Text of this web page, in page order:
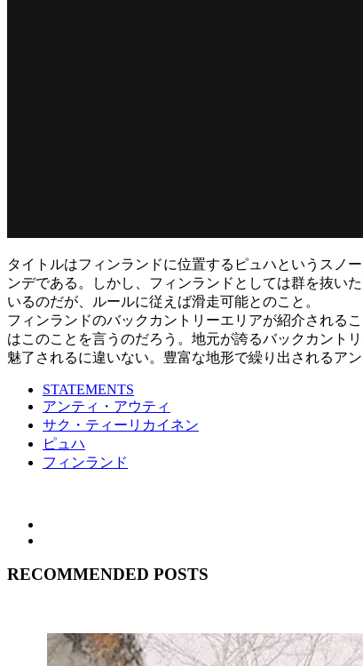
タイトルはフィンランドに位置するピュハというスノ
ンデである。しかし、フィンランドとしては群を抜い
いるのだが、ルールに従えば滑走可能とのこと。
フィンランドのバックカントリーエリアが紹介される
はこのことを言うのだろう。地元が誇るバックカント
魅了されるに違いない。豊富な地形で繰り出されるア
STATEMENTS
アンティ・アウティ
サク・ティーリカイネン
ピュハ
フィンランド
RECOMMENDED POSTS